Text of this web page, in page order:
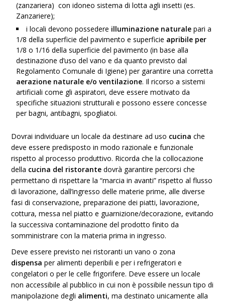
(zanzariera) con idoneo sistema di lotta agli insetti (es.
Zanzariere);
i locali devono possedere illuminazione naturale pari a
1/8 della superficie del pavimento e superficie apribile per
1/8 o 1/16 della superficie del pavimento (in base alla
destinazione d’uso del vano e da quanto previsto dal
Regolamento Comunale di Igiene) per garantire una corretta
aerazione naturale e/o ventilazione. Il ricorso a sistemi
artificiali come gli aspiratori, deve essere motivato da
specifiche situazioni strutturali e possono essere concesse
per bagni, antibagni, spogliatoi.
Dovrai individuare un locale da destinare ad uso cucina che
deve essere predisposto in modo razionale e funzionale
rispetto al processo produttivo. Ricorda che la collocazione
della cucina del ristorante dovrà garantire percorsi che
permettano di rispettare la “marcia in avanti” rispetto al flusso
di lavorazione, dall’ingresso delle materie prime, alle diverse
fasi di conservazione, preparazione dei piatti, lavorazione,
cottura, messa nel piatto e guarnizione/decorazione, evitando
la successiva contaminazione del prodotto finito da
somministrare con la materia prima in ingresso.
Deve essere previsto nei ristoranti un vano o zona
dispensa per alimenti deperibili e per i refrigeratori e
congelatori o per le celle frigorifere. Deve essere un locale
non accessibile al pubblico in cui non è possibile nessun tipo di
manipolazione degli alimenti, ma destinato unicamente alla